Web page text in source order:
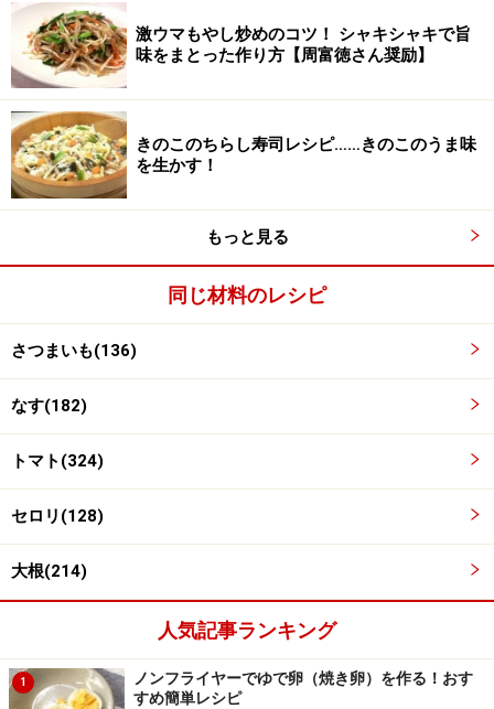
水をきる。耐熱容器に入れてラップをし、2分30秒加熱
する。水にとって冷まし、手で握って水気を絞る。
ナスの形が崩れない程度の力で握る
ナス、さつまいも、オニオン南蛮酢を混ぜる
ボウルにナス、さつまいも、オニオン南蛮酢を入れて軽
激ウマもやし炒めのコツ！ シャキシャキで旨
味をまとった作り方【周富徳さん奨励】
きのこのちらし寿司レシピ……きのこのうま味
を生かす！
もっと見る
同じ材料のレシピ
さつまいも(136)
なす(182)
トマト(324)
セロリ(128)
大根(214)
人気記事ランキング
1
ノンフライヤーでゆで卵（焼き卵）を作る！おす
すめ簡単レシピ